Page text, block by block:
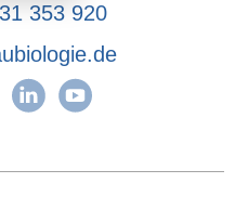
353 920